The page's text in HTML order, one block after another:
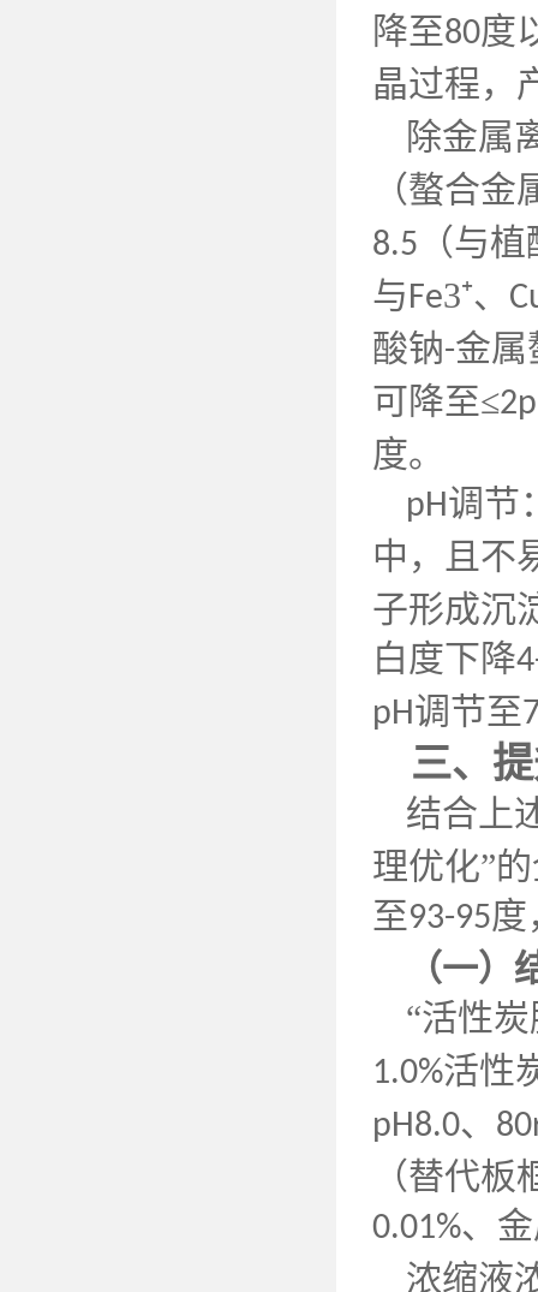
降至80度
晶过程，
除金属
（螯合
8.5 （与
与Fe3⁺、
酸钠-金属
可降至≤
度。
pH调节
中，且不
子形成沉
白度下降
pH调节至
三、
结合上
理优化”
至93-95度
（一）
“活性
1.0%活性
pH8.0、
（替代
0.01%、
浓缩液